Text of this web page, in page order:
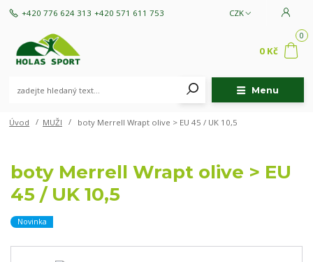
Menu
CZK
+420 776 624 313 +420 571 611 753
0
0 Kč
Úvod MUŽI boty Merrell Wrapt olive > EU 45 / UK 10,5
boty Merrell Wrapt olive > EU
45 / UK 10,5
Novinka